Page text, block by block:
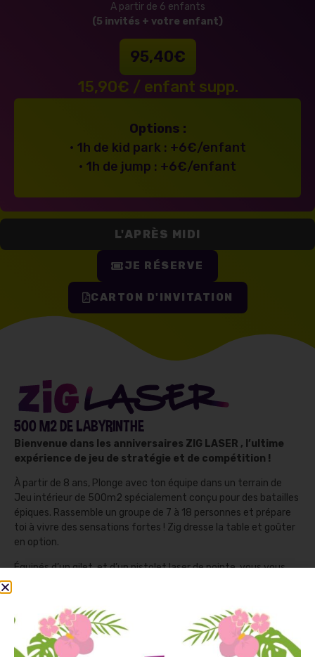
L'APRÈS MIDI
A partir de 6 enfants
(5 invités + votre enfant)
95,40€
15,90€ / enfant supp.
Options :
• 1h de kid park : +6€/enfant
• 1h de jump : +6€/enfant
JE RÉSERVE
CARTON D'INVITATION
500 M2 DE LABYRINTHE
Bienvenue dans les anniversaires ZIG LASER , l’ultime
expérience de jeu de stratégie et de compétition !
À partir de 8 ans, Plonge avec ton équipe dans un terrain de
Jeu intérieur de 500m2 spécialement conçu pour des batailles
épiques. Rassemble un groupe de 7 à 18 personnes et prépare
toi à vivre des sensations fortes ! Zig dresse la table et goûter
en option.
Équipés d’un gilet et d’un pistolet laser de pointe, vous vous
atouts. Parcourez les différents labyrinthes, évitez les
obstacles, traquez vos adversaires et accumulez un maximum
de points pour remporter la victoire !